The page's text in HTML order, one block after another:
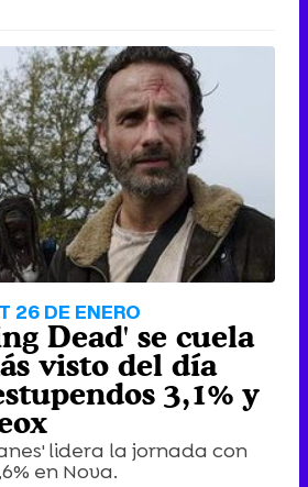
26 DE ENERO
Dead' se cuela
visto del día
3,1% y
lidera la jornada con
en Nova.